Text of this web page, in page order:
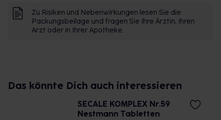
Zu Risiken und Nebenwirkungen lesen Sie die
Packungsbeilage und fragen Sie Ihre Ärztin, Ihren
Arzt oder in Ihrer Apotheke.
Das könnte Dich auch interessieren
SECALE KOMPLEX Nr.59
Nestmann Tabletten